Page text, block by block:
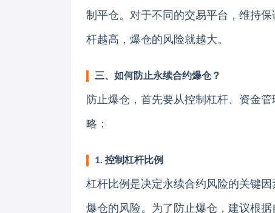
制平仓。对于不同的交易平台，维持
杆越高，爆仓的风险就越大。
三、如何防止永续合约爆仓？
防止爆仓，首先要从控制杠杆、资金
略：
1. 控制杠杆比例
杠杆比例是决定永续合约风险的关键
爆仓的风险。为了防止爆仓，建议根